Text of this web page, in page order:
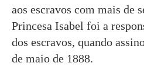
aos escravos com mais de
Princesa Isabel foi a
dos escravos, quando
de maio de 1888.